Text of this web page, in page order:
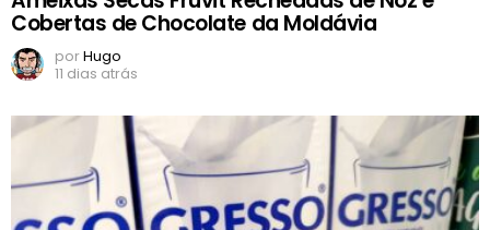
Cobertas de Chocolate da Moldávia
porHugo
11 dias atrás